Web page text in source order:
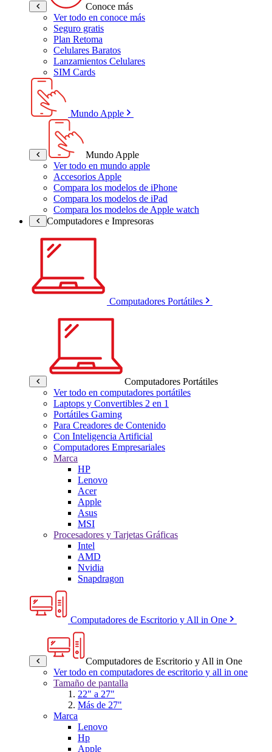
Conoce más
Ver todo en conoce más
Seguro gratis
Plan Retoma
Celulares Baratos
Lanzamientos Celulares
SIM Cards
Mundo Apple
Mundo Apple
Ver todo en mundo apple
Accesorios Apple
Compara los modelos de iPhone
Compara los modelos de iPad
Compara los modelos de Apple watch
Computadores e Impresoras
Computadores Portátiles
Computadores Portátiles
Ver todo en computadores portátiles
Laptops y Convertibles 2 en 1
Portátiles Gaming
Para Creadores de Contenido
Con Inteligencia Artificial
Computadores Empresariales
Marca
HP
Lenovo
Acer
Apple
Asus
MSI
Procesadores y Tarjetas Gráficas
Intel
AMD
Nvidia
Snapdragon
Computadores de Escritorio y All in One
Computadores de Escritorio y All in One
Ver todo en computadores de escritorio y all in one
Tamaño de pantalla
22" a 27"
Más de 27"
Marca
Lenovo
Hp
Apple